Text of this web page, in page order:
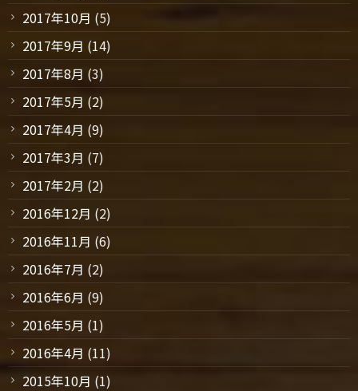
2017年10月 (5)
2017年9月 (14)
2017年8月 (3)
2017年5月 (2)
2017年4月 (9)
2017年3月 (7)
2017年2月 (2)
2016年12月 (2)
2016年11月 (6)
2016年7月 (2)
2016年6月 (9)
2016年5月 (1)
2016年4月 (11)
2015年10月 (1)